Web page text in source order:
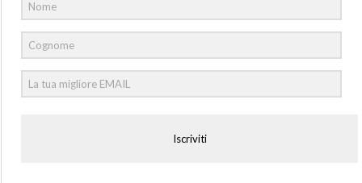
Iscriviti